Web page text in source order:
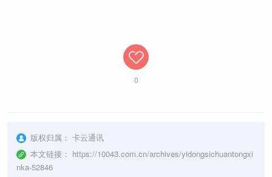
0
版权归属： 卡云通讯
本文链接： https://10043.com.cn/archives/yidongsichuantongxi
nka-52846